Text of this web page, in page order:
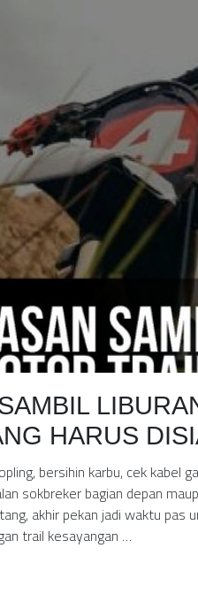
HARUS
bersihin karbu, cek kabel
sokbreker bagian depan
akhir pekan jadi waktu pas
trail kesayangan …